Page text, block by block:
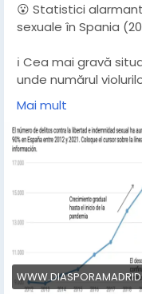
😮 Statistici
sexuale în Spania
ℹ️ Cea mai gravă
unde numărul
👉🏻https://
alarmante-privind-
spania-2024/
#spania
Mai mult